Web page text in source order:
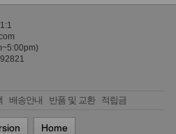
배송안내 반품 및 교환 적립금
Home